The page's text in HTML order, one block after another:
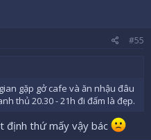
#55
gặp gở cafe và ăn nhậu đâu
thủ 20.30 - 21h đi đấm là đẹp.
định thứ mấy vậy bác